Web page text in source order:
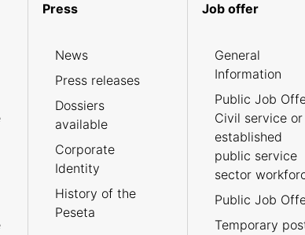
Press
News
Press releases
Dossiers
available
Corporate
Identity
History of the
Peseta
Job offer
General
Information
Public Job
Civil service or
established
public service
sector
Public Job
Temporary